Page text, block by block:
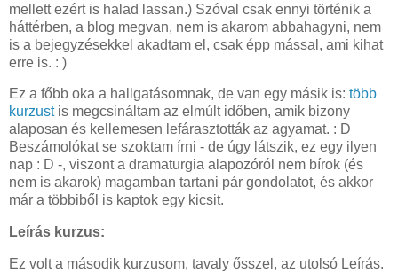
mellett ezért is halad lassan.) Szóval csak ennyi történik a
háttérben, a blog megvan, nem is akarom abbahagyni, nem
is a bejegyzésekkel akadtam el, csak épp mással, ami kihat
erre is. : )
Ez a főbb oka a hallgatásomnak, de van egy másik is: több
kurzustis megcsináltam az elmúlt időben, amik bizony
alaposan és kellemesen lefárasztották az agyamat. : D
Beszámolókat se szoktam írni - de úgy látszik, ez egy ilyen
nap : D -, viszont a dramaturgia alapozóról nem bírok (és
nem is akarok) magamban tartani pár gondolatot, és akkor
már a többiből is kaptok egy kicsit.
Leírás kurzus:
Ez volt a második kurzusom, tavaly ősszel, az utolsó Leírás.